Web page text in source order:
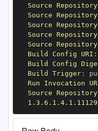
Source
Source
Source
Source Repository
Source
Build Config URI :
Build Config
Build Trigger:
Run Invocation
Source